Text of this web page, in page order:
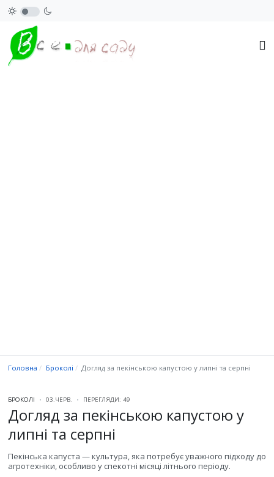
Головна Броколі Догляд за пекінською капустою у липні та серпні
БРОКОЛІ 03.ЧЕРВ. ПЕРЕГЛЯДИ: 49
Догляд за пекінською капустою у
липні та серпні
Пекінська капуста — культура, яка потребує уважного підходу до
агротехніки, особливо у спекотні місяці літнього періоду.